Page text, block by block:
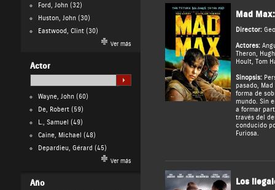
Ford, John(32)
Huston, John(30)
Eastwood, Clint(30)
Ver más
Actor
Wayne, John(60)
De, Robert(59)
L., Samuel (49)
Caine, Michael (48)
Depardieu, Gérard (45)
Ver más
Año
Mad
Director:
Actores:
Theron,
Hoult, Tom
Sinopsis:
pasado,
forma de
mundo. Sin
a formar
través del
conducido
Furiosa.
Los